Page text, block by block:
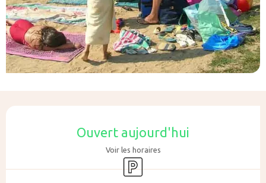
Ouvert aujourd'hui
Voir les horaires
Parking